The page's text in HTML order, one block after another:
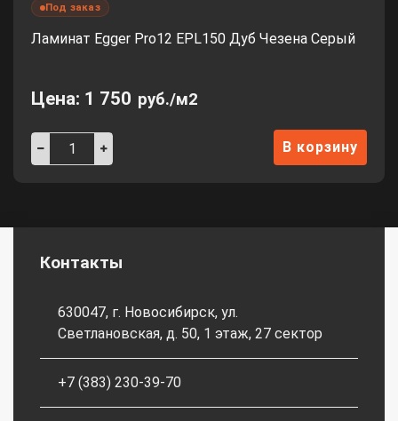
Под заказ
Ламинат Egger Pro12 EPL150 Дуб Чезена Серый
Цена: 1 750 руб./м2
В корзину
Контакты
630047, г. Новосибирск, ул.
Светлановская, д. 50, 1 этаж, 27 сектор
+7 (383) 230-39-70